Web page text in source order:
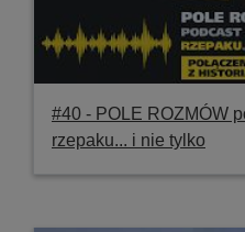
#40 ‐ POLE ROZMÓW
rzepaku... i nie tylko